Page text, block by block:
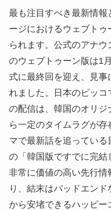
最も注目すべき最新情
ージにおけるウェブト
られます。公式のアナ
のウェブトゥーン版は1
式に最終回を迎え、見事
れました。日本のピッ
の配信は、韓国のオリ
ら一定のタイムラグが
マで最新話を追っている
の「韓国版ですでに完
非常に価値の高い先行情
り、結末はバッドエン
から安堵できるハッピー